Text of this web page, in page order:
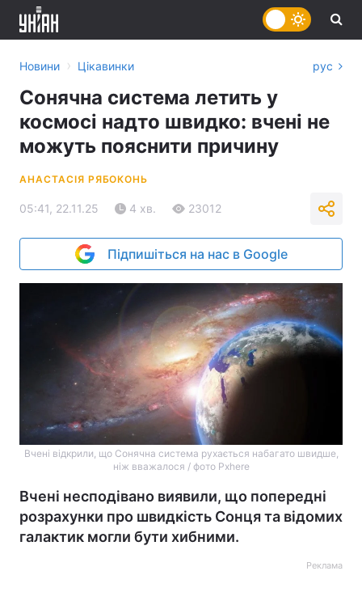
Новини › Цікавинки рус
Сонячна система летить у
космосі надто швидко: вчені не
можуть пояснити причину
АНАСТАСІЯ РЯБОКОНЬ
05:41, 22.11.25 4 хв. 23012
Підпишіться на нас в Google
Вчені відкрили, що Сонячна система рухається набагато швидше,
ніж вважалося / фото Pxhere
Вчені несподівано виявили, що попередні
розрахунки про швидкість Сонця та відомих
галактик могли бути хибними.
Реклама